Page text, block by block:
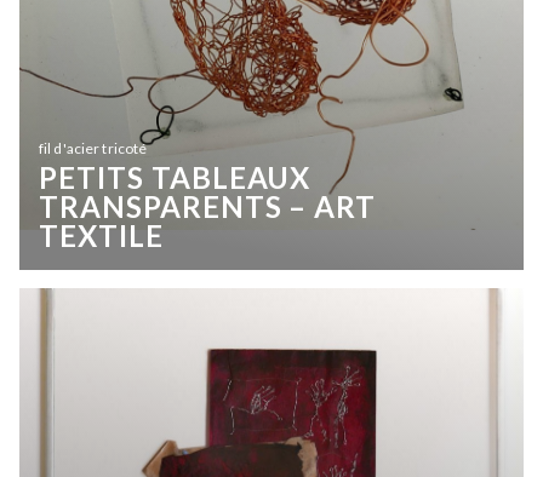
fil d'acier tricoté
PETITS TABLEAUX
TRANSPARENTS – ART
TEXTILE